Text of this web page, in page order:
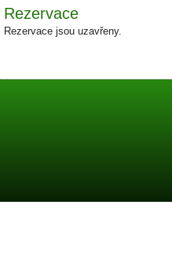
Rezervace
Rezervace jsou uzavřeny.